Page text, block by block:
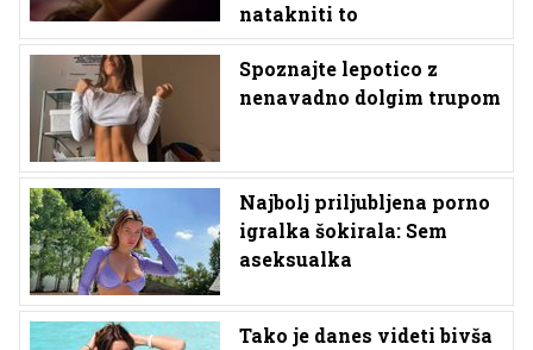
natakniti to
Spoznajte lepotico z
nenavadno dolgim trupom
Najbolj priljubljena porno
igralka šokirala: Sem
aseksualka
Tako je danes videti bivša